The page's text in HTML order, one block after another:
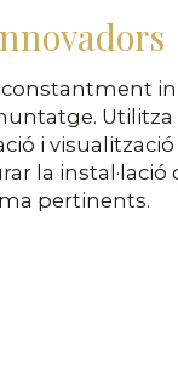
constantment
i
la instal·lació
pertinents.